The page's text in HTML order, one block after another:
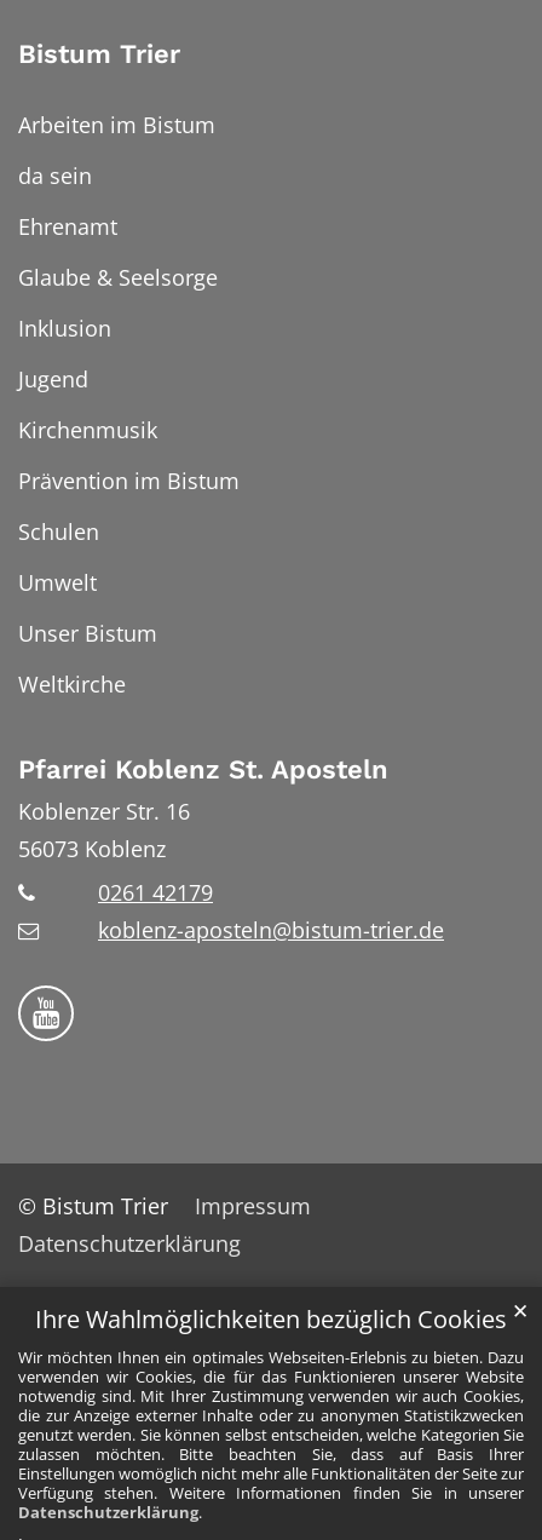
Ihre Wahlmöglichkeiten bezüglich Cookies
Wir möchten Ihnen ein optimales Webseiten-Erlebnis zu bieten. Dazu
verwenden wir Cookies, die für das Funktionieren unserer Website
notwendig sind. Mit Ihrer Zustimmung verwenden wir auch Cookies,
die zur Anzeige externer Inhalte oder zu anonymen Statistikzwecken
genutzt werden. Sie können selbst entscheiden, welche Kategorien Sie
zulassen möchten. Bitte beachten Sie, dass auf Basis Ihrer
Einstellungen womöglich nicht mehr alle Funktionalitäten der Seite zur
Verfügung stehen. Weitere Informationen finden Sie in unserer
Datenschutzerklärung.
✕
Bistum Trier
Arbeiten im Bistum
da sein
Ehrenamt
Glaube & Seelsorge
Inklusion
Jugend
Kirchenmusik
Prävention im Bistum
Schulen
Umwelt
Unser Bistum
Weltkirche
Pfarrei Koblenz St. Aposteln
Koblenzer Str. 16
56073 Koblenz
0261 42179
koblenz-aposteln@bistum-trier.de
Bistum Trier auf YouTube
© Bistum Trier
Impressum
Datenschutzerklärung